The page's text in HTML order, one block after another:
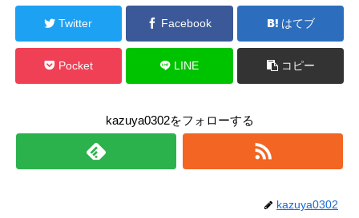
Twitter Facebook はてブ
Pocket LINE コピー
kazuya0302をフォローする
kazuya0302